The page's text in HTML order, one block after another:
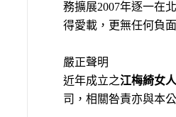
務擴展2007年逐一在
得愛載，更無任何負
嚴正聲明
近年成立之江梅綺女
司，相關咎責亦與本